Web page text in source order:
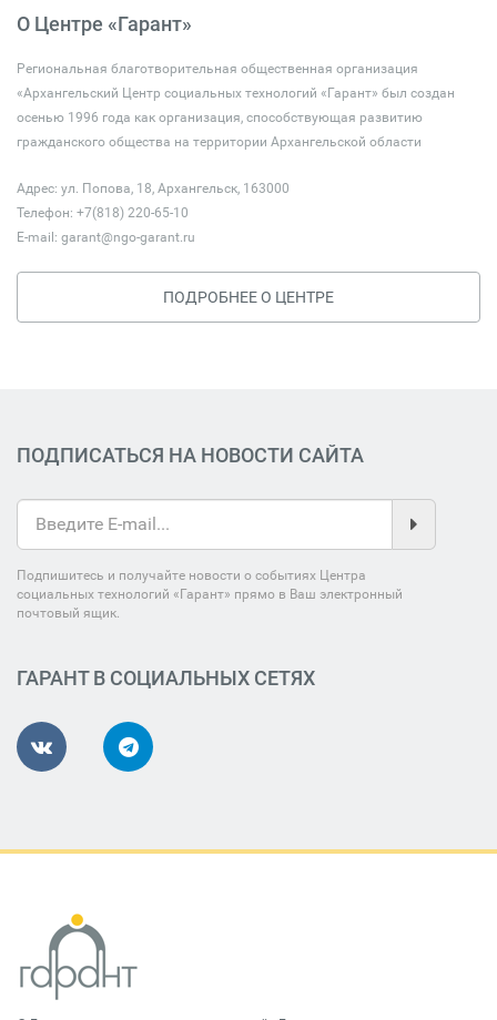
О Центре «Гарант»
Региональная благотворительная общественная организация
«Архангельский Центр социальных технологий «Гарант» был создан
осенью 1996 года как организация, способствующая развитию
гражданского общества на территории Архангельской области
Адрес: ул. Попова, 18, Архангельск, 163000
Телефон: +7(818) 220-65-10
E-mail: garant@ngo-garant.ru
ПОДРОБНЕЕ О ЦЕНТРЕ
ПОДПИСАТЬСЯ НА НОВОСТИ САЙТА
Подпишитесь и получайте новости о событиях Центра
социальных технологий «Гарант» прямо в Ваш электронный
почтовый ящик.
ГАРАНТ В СОЦИАЛЬНЫХ СЕТЯХ